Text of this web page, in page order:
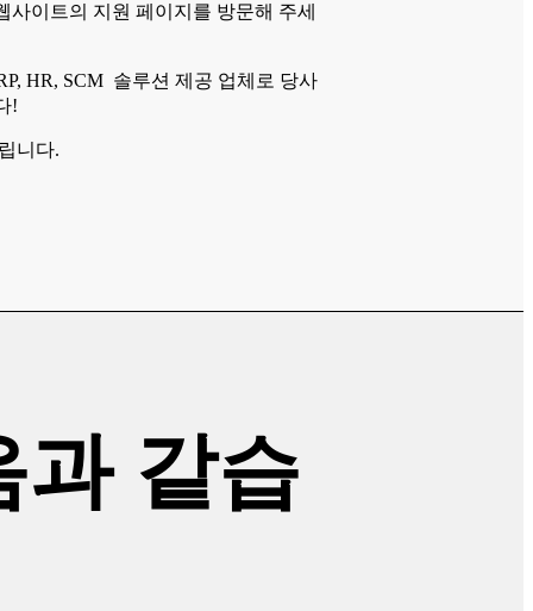
사이트의 지원 페이지를 방문해 주세
HR, SCM 솔루션 제공 업체로 당사
!
니다.
과 같습